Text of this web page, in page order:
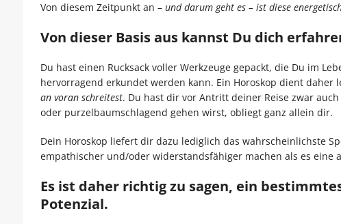
Von diesem Zeitpunkt an –und darum geht es – ist diese
Von dieser Basis aus kannst Du dich
Du hast einen Rucksack voller Werkzeuge gepackt, die Du im
hervorragend erkundet werden kann. Ein Horoskop dient daher
an voran schreitest. Du hast dir vor Antritt deiner Reise zwar
oder purzelbaumschlagend gehen wirst, obliegt ganz allein dir.
Dein Horoskop liefert dir dazu lediglich das wahrscheinlichste
empathischer und/oder widerstandsfähiger machen als es
Es ist daher richtig zu sagen, ein
Potenzial.